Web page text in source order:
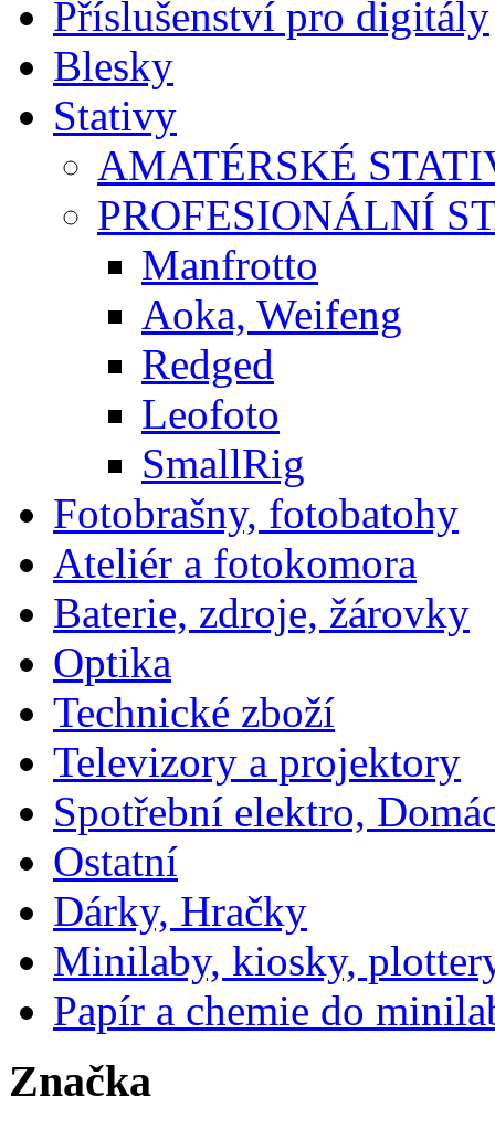
Příslušenství pro digitály
Blesky
Stativy
AMATÉRSKÉ
PROFESIONÁLNÍ
Manfrotto
Aoka, Weifeng
Redged
Leofoto
SmallRig
Fotobrašny, fotobatohy
Ateliér a fotokomora
Baterie, zdroje, žárovky
Optika
Technické zboží
Televizory a projektory
Spotřební elektro,
Ostatní
Dárky, Hračky
Minilaby, kiosky,
Papír a chemie do
Značka